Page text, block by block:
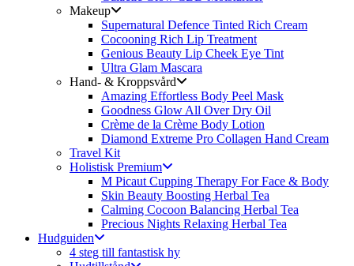
Makeup
Supernatural Defence Tinted Rich Cream
Cocooning Rich Lip Treatment
Genious Beauty Lip Cheek Eye Tint
Ultra Glam Mascara
Hand- & Kroppsvård
Amazing Effortless Body Peel Mask
Goodness Glow All Over Dry Oil
Crème de la Crème Body Lotion
Diamond Extreme Pro Collagen Hand Cream
Travel Kit
Holistisk Premium
M Picaut Cupping Therapy For Face & Body
Skin Beauty Boosting Herbal Tea
Calming Cocoon Balancing Herbal Tea
Precious Nights Relaxing Herbal Tea
Hudguiden
4 steg till fantastisk hy